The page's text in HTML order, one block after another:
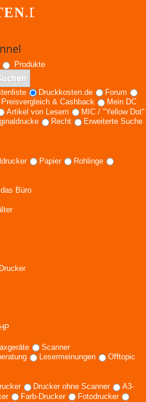
Produkte
Druckkosten.de
Forum
Preisvergleich & Cashback
Mein DC
Artikel von Lesern
MIC / "Yellow Dot"
Recht
Erweiterte Suche
Papier
Rohlinge
Büro
Drucker
HP
Scanner
Lesermeinungen
Offtopic
Drucker ohne Scanner
A3-
Farb-Drucker
Fotodrucker